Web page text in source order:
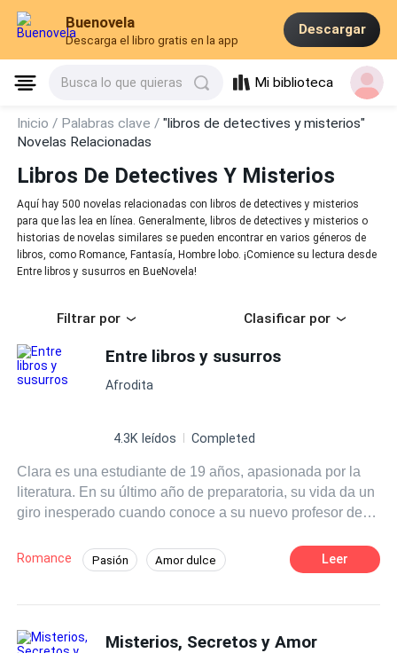
Buenovela
Descarga el libro gratis en la app
Descargar
Busca lo que quieras Mi biblioteca
Inicio / Palabras clave /"libros de detectives y misterios"
Novelas Relacionadas
Libros De Detectives Y Misterios
Aquí hay 500 novelas relacionadas con libros de detectives y misterios
para que las lea en línea. Generalmente, libros de detectives y misterios o
historias de novelas similares se pueden encontrar en varios géneros de
libros, como Romance, Fantasía, Hombre lobo. ¡Comience su lectura desde
Entre libros y susurros en BueNovela!
Filtrar por Clasificar por
Entre libros y susurros
Afrodita
4.3K leídos Completed
Clara es una estudiante de 19 años, apasionada por la
literatura. En su último año de preparatoria, su vida da un
giro inesperado cuando conoce a su nuevo profesor de
talentoso que despierta en ella una admiración profunda.
A medida que las clases avanzan Clara se siente cada
Romance Pasión Amor dulce
Primer Amor
Leer
Misterios, Secretos y Amor